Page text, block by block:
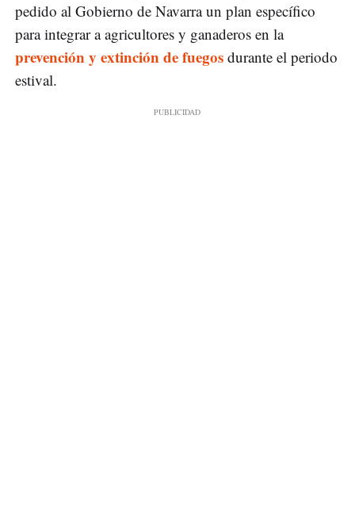
pedido al Gobierno de Navarra un plan específico
para integrar a agricultores y ganaderos en la
prevención y extinción de fuegos durante el periodo
estival.